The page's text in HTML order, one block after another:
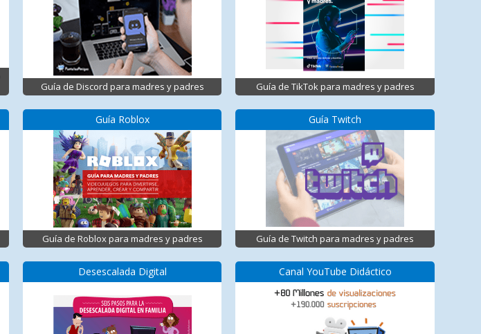
Guía de Discord para madres y padres
Guía Roblox
Guía de Roblox para madres y padres
Desescalada Digital
Guía de TikTok para madres y padres
Guía Twitch
Guía de Twitch para madres y padres
Canal YouTube Didáctico